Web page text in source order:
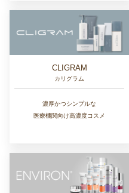
CLIGRAM
カリグラム
濃厚かつシンプルな
医療機関向け高濃度コスメ